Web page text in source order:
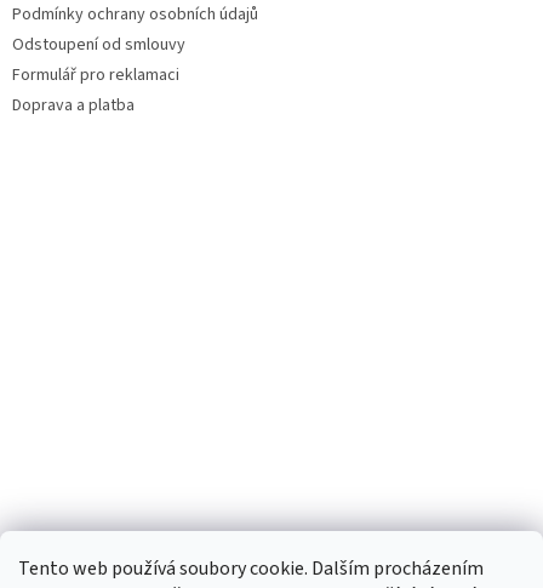
Tento web používá soubory cookie. Dalším procházením
Podmínky ochrany osobních údajů
Odstoupení od smlouvy
Formulář pro reklamaci
Doprava a platba
Facebook